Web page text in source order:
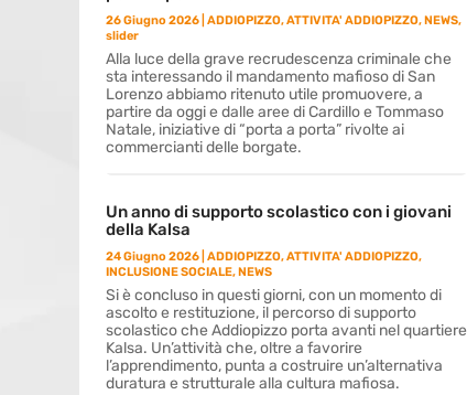
26 Giugno 2026 ADDIOPIZZO,ATTIVITA' ADDIOPIZZO, NEWS,
slider
Alla luce della grave recrudescenza criminale che
sta interessando il mandamento mafioso di San
Lorenzo abbiamo ritenuto utile promuovere, a
partire da oggi e dalle aree di Cardillo e Tommaso
Natale, iniziative di “porta a porta” rivolte ai
commercianti delle borgate.
Un anno di supporto scolastico con i giovani
della Kalsa
24 Giugno 2026 ADDIOPIZZO,ATTIVITA' ADDIOPIZZO,
INCLUSIONE SOCIALE, NEWS
Si è concluso in questi giorni, con un momento di
ascolto e restituzione, il percorso di supporto
scolastico che Addiopizzo porta avanti nel quartiere
Kalsa. Un’attività che, oltre a favorire
l’apprendimento, punta a costruire un’alternativa
duratura e strutturale alla cultura mafiosa.